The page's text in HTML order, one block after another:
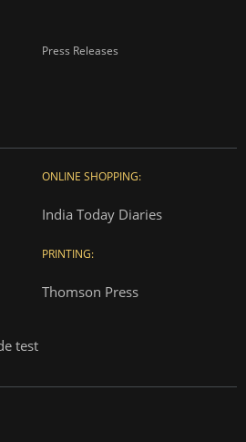
Press Releases
test
ONLINE SHOPPING:
India Today Diaries
PRINTING:
Thomson Press